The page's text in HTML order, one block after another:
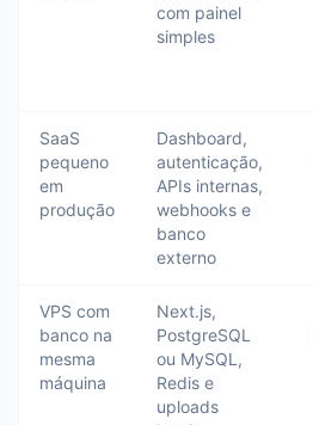
com painel
simples
SaaS
pequeno
em
produção
Dashboard,
autenticação,
APIs internas,
webhooks e
banco
externo
VPS com
banco na
mesma
máquina
Next.js,
PostgreSQL
ou MySQL,
Redis e
uploads